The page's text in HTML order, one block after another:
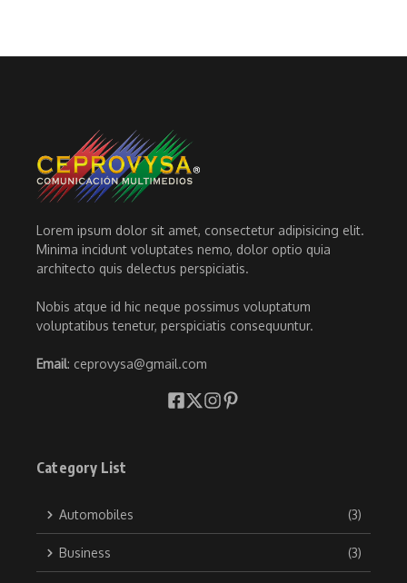
Lorem ipsum dolor sit amet, consectetur adipisicing elit.
Minima incidunt voluptates nemo, dolor optio quia
architecto quis delectus perspiciatis.
Nobis atque id hic neque possimus voluptatum
voluptatibus tenetur, perspiciatis consequuntur.
Email: ceprovysa@gmail.com
Category List
Automobiles (3)
Business (3)